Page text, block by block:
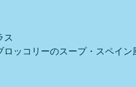
ス
ロッコリーのスープ・スペイン